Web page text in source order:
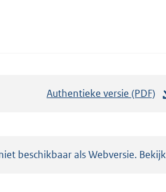
Authentieke versie (PDF)
a
beschikbaar als Webversie.